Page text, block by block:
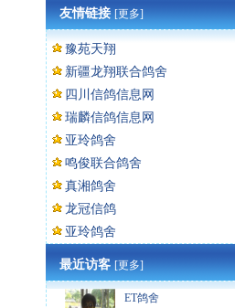
友情链接[更多]
豫苑天翔
新疆龙翔联合鸽舍
四川信鸽信息网
瑞麟信鸽信息网
亚玲鸽舍
鸣俊联合鸽舍
真湘鸽舍
龙冠信鸽
亚玲鸽舍
最近访客[更多]
ET鸽舍